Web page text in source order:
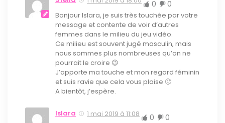
0 0
Bonjour Islara, je suis très touchée par votre
message et contente de voir d’autres
femmes dans le milieu du jeu vidéo.
Ce milieu est souvent jugé masculin, mais
nous sommes plus nombreuses qu’on ne
pourrait le croire 😉
J’apporte ma touche et mon regard féminin
et suis ravie que cela vous plaise 🙂
A bientôt, j’espère.
Islara 1 mai 2019 à 11:08 0 0